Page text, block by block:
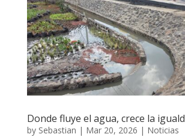
Donde fluye el agua, crece la
by Sebastian | Mar 20, 2026 | Noticias